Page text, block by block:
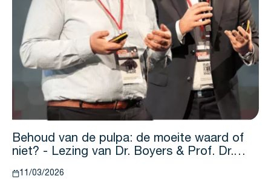
Behoud van de pulpa: de moeite waard of
niet? - Lezing van Dr. Boyers & Prof. Dr.
Schwendicke
11/03/2026